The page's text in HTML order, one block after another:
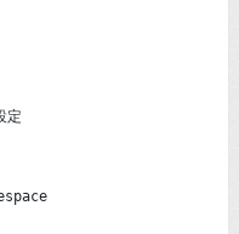
定